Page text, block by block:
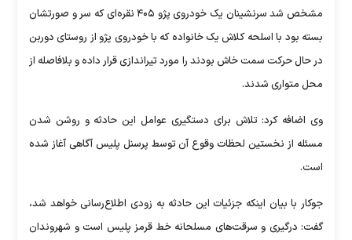
مشخص شد سرنشینان یک خودروی پژو ۴۰۵ نقره‌ای که سر و صورتشان
بسته بود با اسلحه کلاش یک خانواده که با خودروی پژو از روستای دوربن
در حال حرکت سمت خاش بودند را مورد تیراندازی قرار داده و بلافاصله از
محل متواری شدند.
وی اضافه کرد: تلاش برای دستگیری عوامل این حادثه و روشن شدن
مسئله از نخستین لحظات وقوع آن توسط پرسنل پلیس آگاهی آغاز شده
است.
جوکار با بیان اینکه جزئیات این حادثه به زودی اطلاع‌رسانی خواهد شد،
گفت: درگیری و سرقت‌های مسلحانه خط قرمز پلیس است و شهروندان